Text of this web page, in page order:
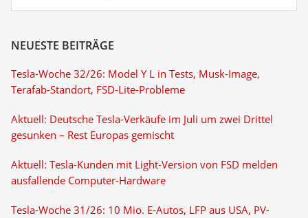
NEUESTE BEITRÄGE
Tesla-Woche 32/26: Model Y L in Tests, Musk-Image,
Terafab-Standort, FSD-Lite-Probleme
Aktuell: Deutsche Tesla-Verkäufe im Juli um zwei Drittel
gesunken – Rest Europas gemischt
Aktuell: Tesla-Kunden mit Light-Version von FSD melden
ausfallende Computer-Hardware
Tesla-Woche 31/26: 10 Mio. E-Autos, LFP aus USA, PV-